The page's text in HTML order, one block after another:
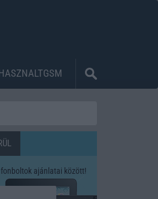
ajánlatai között!